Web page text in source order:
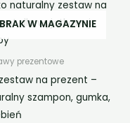
BRAK W MAGAZYNIE
prezentowe
na prezent –
szampon, gumka,